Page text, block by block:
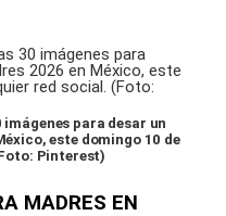
imágenes para desar un
este domingo 10 de
Pinterest)
MADRES EN